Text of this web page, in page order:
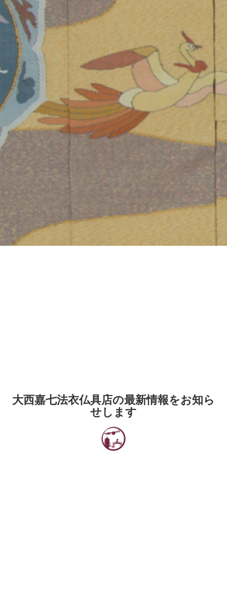
大西嘉七法衣仏具店の最新情報をお知ら
せします